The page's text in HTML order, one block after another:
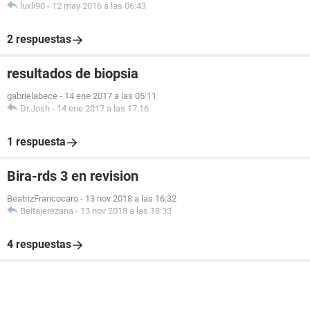
luxli90 - 12 may 2016 a las 06:43
2 respuestas
resultados de biopsia
gabrielabece - 14 ene 2017 a las 05:11
Dr.Josh - 14 ene 2017 a las 17:16
1 respuesta
Bira-rds 3 en revision
BeatrizFrancocaro - 13 nov 2018 a las 16:32
Beitajerezana - 13 nov 2018 a las 18:33
4 respuestas